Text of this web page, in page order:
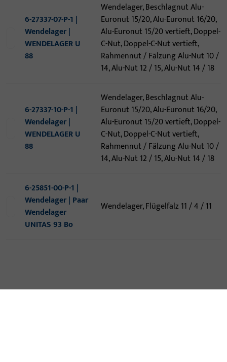
6-27337-07-P-1 |
Wendelager |
WENDELAGER U
88
Wendelager, Beschlagnut Alu-
Euronut 15/20, Alu-Euronut 16/20,
Alu-Euronut 15/20 vertieft, Doppel-
C-Nut, Doppel-C-Nut vertieft,
Rahmennut / Fälzung Alu-Nut 10 /
14, Alu-Nut 12 / 15, Alu-Nut 14 / 18
6-27337-10-P-1 |
Wendelager |
WENDELAGER U
88
Wendelager, Beschlagnut Alu-
Euronut 15/20, Alu-Euronut 16/20,
Alu-Euronut 15/20 vertieft, Doppel-
C-Nut, Doppel-C-Nut vertieft,
Rahmennut / Fälzung Alu-Nut 10 /
14, Alu-Nut 12 / 15, Alu-Nut 14 / 18
6-25851-00-P-1 |
Wendelager | Paar
Wendelager
UNITAS 93 Bo
Wendelager, Flügelfalz 11 / 4 / 11